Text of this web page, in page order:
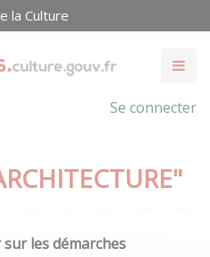
la Culture
Se connecter
les démarches